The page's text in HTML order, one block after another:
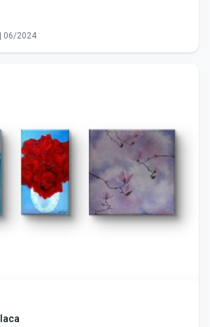
31.07.2026 | 06/2024